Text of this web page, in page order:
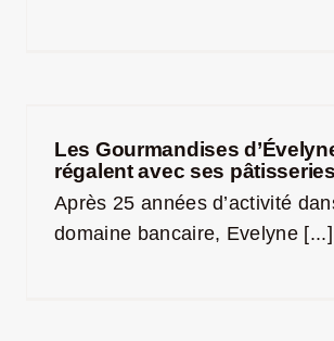
Les Gourmandises
régalent avec ses pâtisseries
Après 25 années d’activité
domaine bancaire, Evelyne [...]